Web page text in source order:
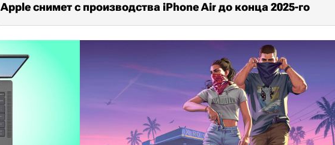
Apple снимет с производства iPhone Air до конца 2025-го